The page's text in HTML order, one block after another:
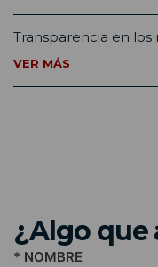
Transparencia en los
VER MÁS
¿Algo que
* NOMBRE